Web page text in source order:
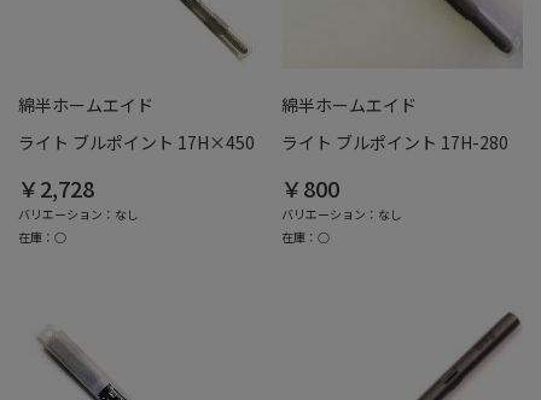
綿半ホームエイド
ライト ブルポイント 17H×450
￥2,728
バリエーション：なし
在庫：○
綿半ホームエイド
ライト ブルポイント 17H-280
￥800
バリエーション：なし
在庫：○